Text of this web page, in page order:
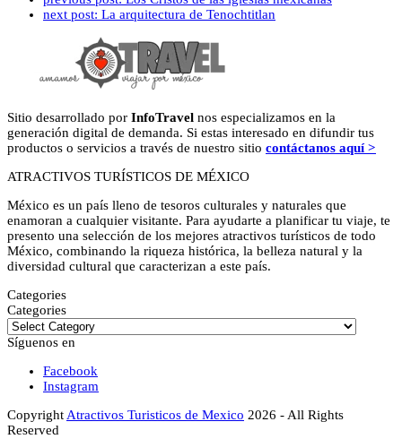
next post: La arquitectura de Tenochtitlan
Sitio desarrollado por InfoTravel nos especializamos en la
generación digital de demanda. Si estas interesado en difundir tus
productos o servicios a través de nuestro sitio contáctanos aquí >
ATRACTIVOS TURÍSTICOS DE MÉXICO
México es un país lleno de tesoros culturales y naturales que
enamoran a cualquier visitante. Para ayudarte a planificar tu viaje, te
presento una selección de los mejores atractivos turísticos de todo
México, combinando la riqueza histórica, la belleza natural y la
diversidad cultural que caracterizan a este país.
Categories
Categories
Síguenos en
Facebook
Instagram
CopyrightAtractivos Turisticos de Mexico 2026 - All Rights
Reserved